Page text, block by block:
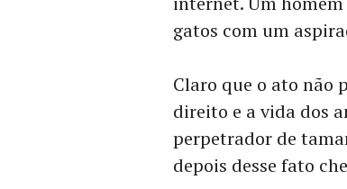
gatos com um
Claro que o ato não
direito e a vida dos
perpetrador de
depois desse fato